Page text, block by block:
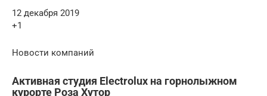
12 декабря 2019
+1
Новости компаний
Активная студия Electrolux на горнолыжном
курорте Роза Хутор